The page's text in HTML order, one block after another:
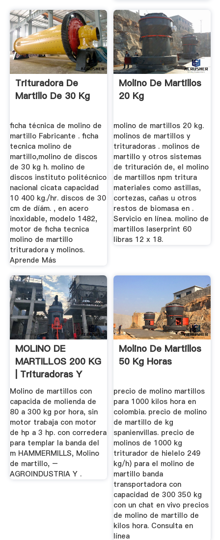
Trituradora De
Martillo De 30 Kg
ficha técnica de molino de
martillo Fabricante . ficha
tecnica molino de
martillo,molino de discos
de 30 kg h. molino de
discos instituto politécnico
nacional cicata capacidad
10 400 kg./hr. discos de 30
cm de díám. , en acero
inoxidable, modelo 1482,
motor de ficha tecnica
molino de martillo
trituradora y molinos.
Aprende Más
Molino De Martillos
20 Kg
molino de martillos 20 kg.
molinos de martillos y
trituradoras . molinos de
martillo y otros sistemas
de trituración de, el molino
de martillos npm tritura
materiales como astillas,
cortezas, cañas u otros
restos de biomasa en .
Servicio en línea. molino de
martillos laserprint 60
libras 12 x 18.
MOLINO DE
MARTILLOS 200 KG
| Trituradoras Y
Molinos
Molino de martillos con
capacida de molienda de
80 a 300 kg por hora, sin
motor trabaja con motor
de hp a 3 hp. con corredera
para templar la banda del
m HAMMERMILLS, Molino
de martillo, –
AGROINDUSTRIA Y .
Molino De Martillos
50 Kg Horas
precio de molino martillos
para 1000 kilos hora en
colombia. precio de molino
de martillo de kg
spanienvillas. precio de
molinos de 1000 kg
triturador de hielelo 249
kg/h) para el molino de
martillo banda
transportadora con
capacidad de 300 350 kg
con un chat en vivo precios
de molino de martillo de
kilos hora. Consulta en
línea